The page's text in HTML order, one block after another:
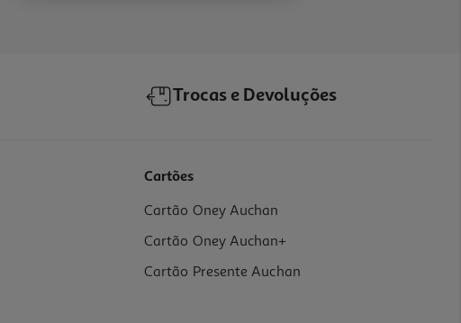
Trocas e Devoluções
Cartões
Cartão Oney Auchan
Cartão Oney Auchan+
Cartão Presente Auchan